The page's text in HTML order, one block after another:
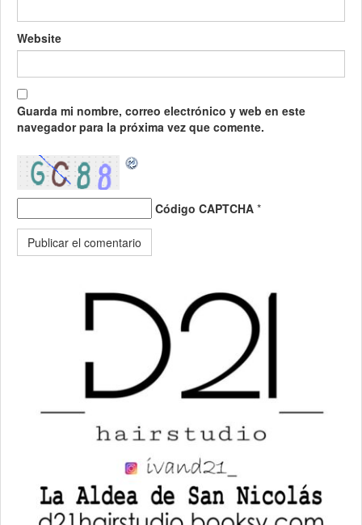
Website
Guarda mi nombre, correo electrónico y web en este
navegador para la próxima vez que comente.
Código CAPTCHA *